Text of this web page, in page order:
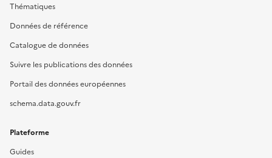
Thématiques
Données de référence
Catalogue de données
Suivre les publications des données
Portail des données européennes
schema.data.gouv.fr
Plateforme
Guides